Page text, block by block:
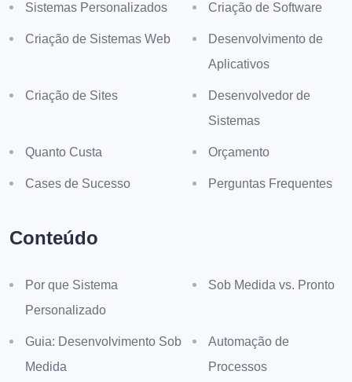
Sistemas Personalizados Criação de Software
Criação de Sistemas Web
Desenvolvimento de
Aplicativos
Criação de Sites
Desenvolvedor de
Sistemas
Quanto Custa Orçamento
Cases de Sucesso Perguntas Frequentes
Conteúdo
Por que Sistema
Personalizado
Sob Medida vs. Pronto
Guia: Desenvolvimento Sob
Medida
Automação de
Processos